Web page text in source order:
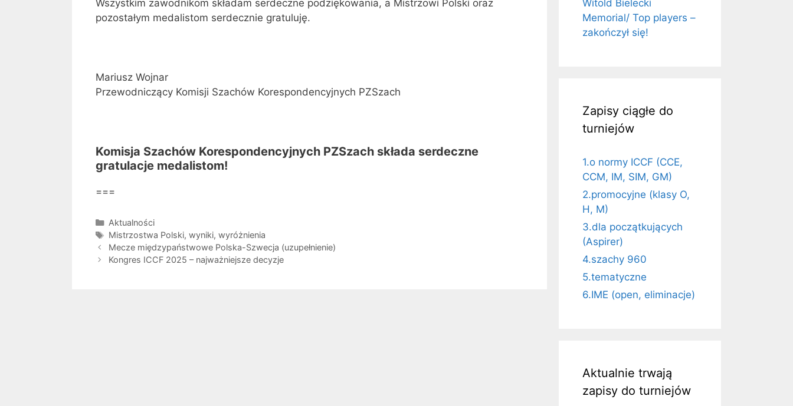
Wszystkim zawodnikom składam serdeczne podziękowania, a Mistrzowi Polski oraz
pozostałym medalistom serdecznie gratuluję.
Mariusz Wojnar
Przewodniczący Komisji Szachów Korespondencyjnych PZSzach
Komisja Szachów Korespondencyjnych PZSzach składa serdeczne
gratulacje medalistom!
===
Kategorie
Aktualności
Tagi
Mistrzostwa Polski, wyniki, wyróżnienia
Mecze międzypaństwowe Polska-Szwecja (uzupełnienie)
Kongres ICCF 2025 – najważniejsze decyzje
Witold Bielecki
Memorial/ Top players –
zakończył się!
Zapisy ciągłe do
turniejów
1.o normy ICCF (CCE,
CCM, IM, SIM, GM)
2.promocyjne (klasy O,
H, M)
3.dla początkujących
(Aspirer)
4.szachy 960
5.tematyczne
6.IME (open, eliminacje)
Aktualnie trwają
zapisy do turniejów